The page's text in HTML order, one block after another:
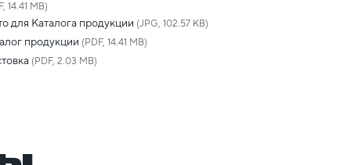
14.41 MB)
для Каталога продукции (JPG, 102.57 KB)
продукции (PDF, 14.41 MB)
(PDF, 2.03 MB)